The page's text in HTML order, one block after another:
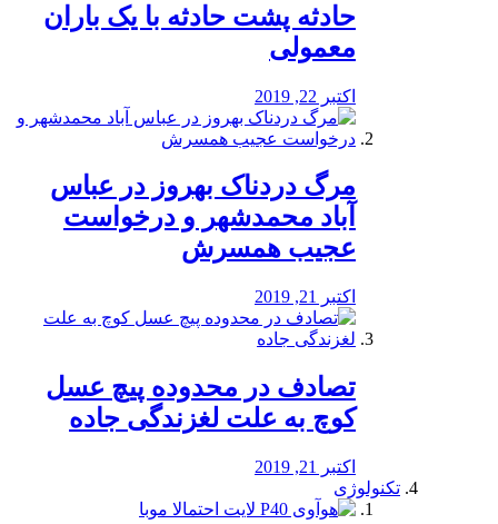
️حادثه پشت حادثه با یک باران
معمولی
اکتبر 22, 2019
مرگ دردناک بهروز در عباس
آباد محمدشهر و درخواست
عجیب همسرش
اکتبر 21, 2019
تصادف در محدوده پیچ عسل
کوچ به علت لغزندگی جاده
اکتبر 21, 2019
تکنولوژی